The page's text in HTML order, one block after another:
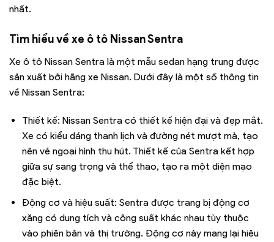
nhất.
Tìm hiểu về xe ô tô Nissan Sentra
Xe ô tô Nissan Sentra là một mẫu sedan hạng trung được
sản xuất bởi hãng xe Nissan. Dưới đây là một số thông tin
về Nissan Sentra:
Thiết kế: Nissan Sentra có thiết kế hiện đại và đẹp mắt.
Xe có kiểu dáng thanh lịch và đường nét mượt mà, tạo
nên vẻ ngoại hình thu hút. Thiết kế của Sentra kết hợp
giữa sự sang trọng và thể thao, tạo ra một diện mạo
đặc biệt.
Động cơ và hiệu suất: Sentra được trang bị động cơ
xăng có dung tích và công suất khác nhau tùy thuộc
vào phiên bản và thị trường. Động cơ này mang lại hiệu